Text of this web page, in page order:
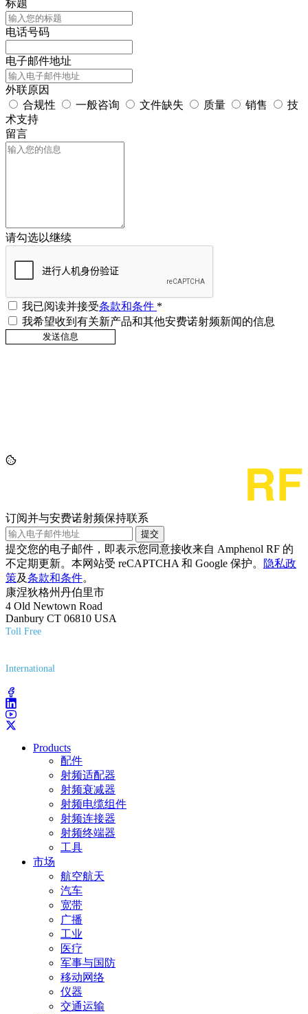
标题
电话号码
电子邮件地址
外联原因
合规性
一般咨询 文件缺失 质量 销售
技
术支持
留言
请勾选以继续
我已阅读并接受条款和条件 *
我希望收到有关新产品和其他安费诺射频新闻的信息
订阅并与安费诺射频保持联系
提交
提交您的电子邮件，即表示您同意接收来自 Amphenol RF 的
不定期更新。本网站受 reCAPTCHA 和 Google 保护。
隐私政
策及条款和条件。
康涅狄格州丹伯里市
4 Old Newtown Road
Danbury CT 06810 USA
Toll Free
International
Products
配件
射频适配器
射频衰减器
射频电缆组件
射频连接器
射频终端器
工具
市场
航空航天
汽车
宽带
广播
工业
医疗
军事与国防
移动网络
仪器
交通运输